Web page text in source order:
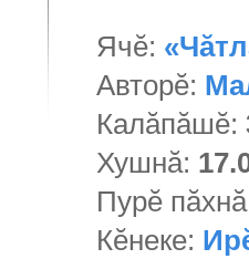
Ячĕ:
Авторĕ:
Калăпăшĕ:
Хушнă:
Пурĕ
Кĕнеке: